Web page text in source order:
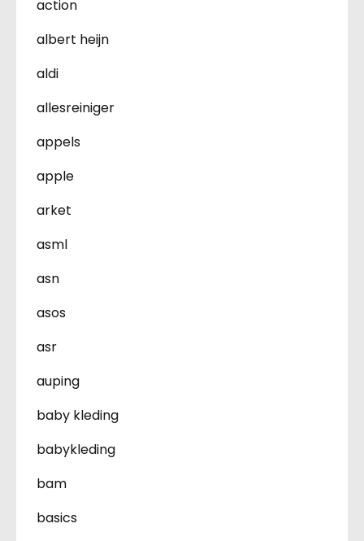
action
albert heijn
aldi
allesreiniger
appels
apple
arket
asml
asn
asos
asr
auping
baby kleding
babykleding
bam
basics